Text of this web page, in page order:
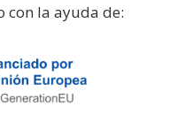
con la ayuda de: